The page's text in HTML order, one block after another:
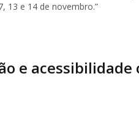
13 e 14 de novembro.”
e